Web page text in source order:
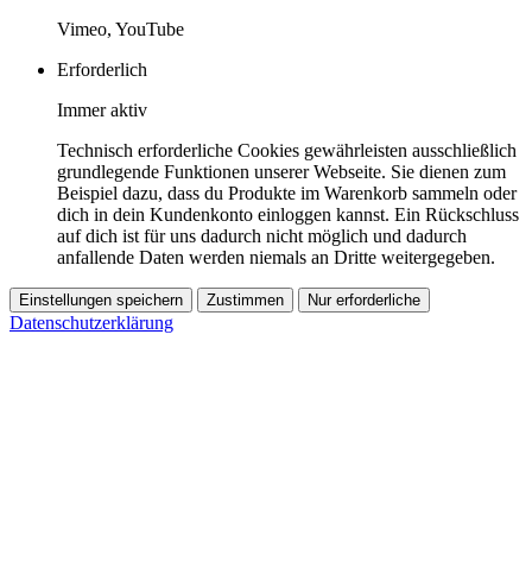
Vimeo, YouTube
Erforderlich
Immer aktiv
Technisch erforderliche Cookies gewährleisten ausschließlich
grundlegende Funktionen unserer Webseite. Sie dienen zum
Beispiel dazu, dass du Produkte im Warenkorb sammeln oder
dich in dein Kundenkonto einloggen kannst. Ein Rückschluss
auf dich ist für uns dadurch nicht möglich und dadurch
anfallende Daten werden niemals an Dritte weitergegeben.
Einstellungen speichern Zustimmen Nur erforderliche
Datenschutzerklärung